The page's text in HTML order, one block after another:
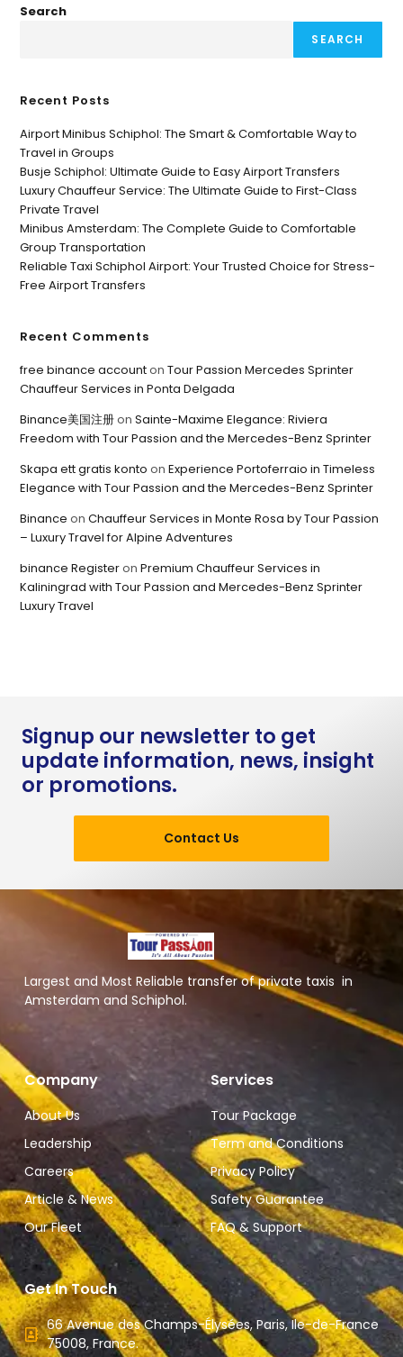
Search
SEARCH
Recent Posts
Airport Minibus Schiphol: The Smart & Comfortable Way to
Travel in Groups
Busje Schiphol: Ultimate Guide to Easy Airport Transfers
Luxury Chauffeur Service: The Ultimate Guide to First-Class
Private Travel
Minibus Amsterdam: The Complete Guide to Comfortable
Group Transportation
Reliable Taxi Schiphol Airport: Your Trusted Choice for Stress-
Free Airport Transfers
Recent Comments
free binance accountonTour Passion Mercedes Sprinter
Chauffeur Services in Ponta Delgada
Binance美国注册onSainte-Maxime Elegance: Riviera
Freedom with Tour Passion and the Mercedes-Benz Sprinter
Skapa ett gratis konto onExperience Portoferraio in Timeless
Elegance with Tour Passion and the Mercedes-Benz Sprinter
Binance onChauffeur Services in Monte Rosa by Tour Passion
– Luxury Travel for Alpine Adventures
binance RegisteronPremium Chauffeur Services in
Kaliningrad with Tour Passion and Mercedes-Benz Sprinter
Luxury Travel
Signup our newsletter to get
update information, news, insight
or promotions.
Contact Us
Largest and Most Reliable transfer of private taxis in
Amsterdam and Schiphol.
Company
About Us
Leadership
Careers
Article & News
Our Fleet
Services
Tour Package
Term and Conditions
Privacy Policy
Safety Guarantee
FAQ & Support
Get In Touch
66 Avenue des Champs-Élysées, Paris, Ile-de-France
75008, France.